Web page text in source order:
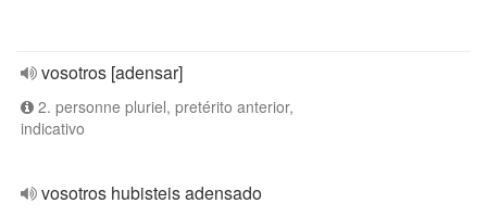
vosotros [adensar]
2. personne pluriel, pretérito anterior,
indicativo
vosotros hubisteis adensado